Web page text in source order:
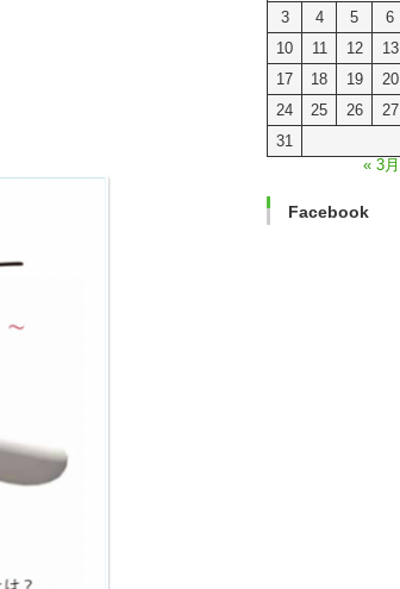
3
4 5 6
10
11 12 13
17
18 19 20
24
25 26 27
31
« 3月
Facebook